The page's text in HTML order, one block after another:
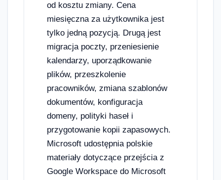
od kosztu zmiany. Cena
miesięczna za użytkownika jest
tylko jedną pozycją. Drugą jest
migracja poczty, przeniesienie
kalendarzy, uporządkowanie
plików, przeszkolenie
pracowników, zmiana szablonów
dokumentów, konfiguracja
domeny, polityki haseł i
przygotowanie kopii zapasowych.
Microsoft udostępnia polskie
materiały dotyczące przejścia z
Google Workspace do Microsoft